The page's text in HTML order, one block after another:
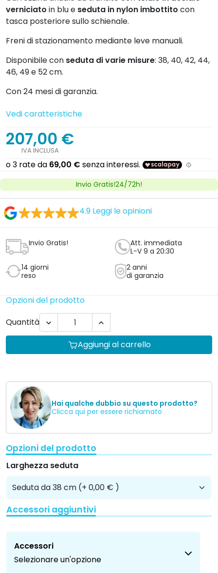
verniciato in blu e seduta in nylon imbottito con
tasca posteriore sullo schienale.
Freni di stazionamento mediante leve manuali.
Disponibile con seduta di varie misure: 38, 40, 42, 44,
46, 49 e 52 cm.
Con 24 mesi di garanzia.
Vedi caratteristiche
207,00 €
IVA INCLUSA
Invio Gratis!24/72h!
4.9 Leggi le opinioni
Invio Gratis!
Att. immediata
L-V 9 a 20:30
14 giorni
reso
2 anni
di garanzia
Opzioni del prodotto
Quantità
 
Aggiungi al carrello
Hai qualche dubbio su questo prodotto?
Clicca qui per essere richiamato
Opzioni del prodotto
Larghezza seduta
Accessori aggiuntivi
Accessori
Selezionare un'opzione